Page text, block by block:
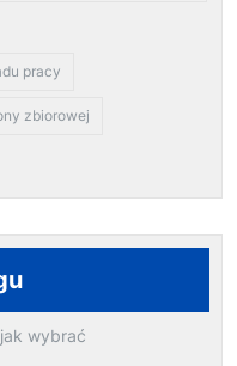
pracy
zbiorowej
wybrać